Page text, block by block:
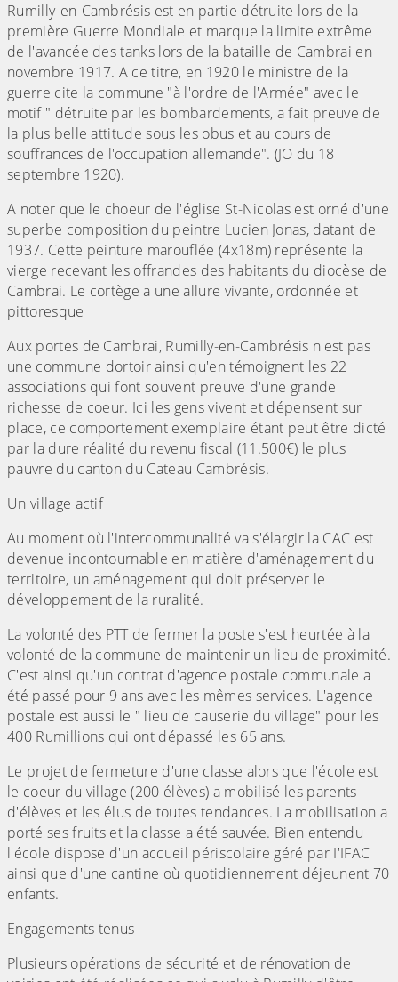
Rumilly-en-Cambrésis est en partie détruite lors de la
première Guerre Mondiale et marque la limite extrême
de l'avancée des tanks lors de la bataille de Cambrai en
novembre 1917. A ce titre, en 1920 le ministre de la
guerre cite la commune "à l'ordre de l'Armée" avec le
motif " détruite par les bombardements, a fait preuve de
la plus belle attitude sous les obus et au cours de
souffrances de l'occupation allemande". (JO du 18
septembre 1920).
A noter que le choeur de l'église St-Nicolas est orné d'une
superbe composition du peintre Lucien Jonas, datant de
1937. Cette peinture marouflée (4x18m) représente la
vierge recevant les offrandes des habitants du diocèse de
Cambrai. Le cortège a une allure vivante, ordonnée et
pittoresque
Aux portes de Cambrai, Rumilly-en-Cambrésis n'est pas
une commune dortoir ainsi qu'en témoignent les 22
associations qui font souvent preuve d'une grande
richesse de coeur. Ici les gens vivent et dépensent sur
place, ce comportement exemplaire étant peut être dicté
par la dure réalité du revenu fiscal (11.500€) le plus
pauvre du canton du Cateau Cambrésis.
Un village actif
Au moment où l'intercommunalité va s'élargir la CAC est
devenue incontournable en matière d'aménagement du
territoire, un aménagement qui doit préserver le
développement de la ruralité.
La volonté des PTT de fermer la poste s'est heurtée à la
volonté de la commune de maintenir un lieu de proximité.
C'est ainsi qu'un contrat d'agence postale communale a
été passé pour 9 ans avec les mêmes services. L'agence
postale est aussi le " lieu de causerie du village" pour les
400 Rumillions qui ont dépassé les 65 ans.
Le projet de fermeture d'une classe alors que l'école est
le coeur du village (200 élèves) a mobilisé les parents
d'élèves et les élus de toutes tendances. La mobilisation a
porté ses fruits et la classe a été sauvée. Bien entendu
l'école dispose d'un accueil périscolaire géré par I'IFAC
ainsi que d'une cantine où quotidiennement déjeunent 70
enfants.
Engagements tenus
Plusieurs opérations de sécurité et de rénovation de